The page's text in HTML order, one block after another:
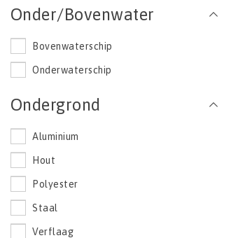
Onder/Bovenwater
Bovenwaterschip
Onderwaterschip
Ondergrond
Aluminium
Hout
Polyester
Staal
Verflaag